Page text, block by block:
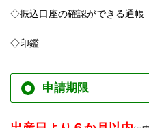
◇振込口座の確認ができる通帳
◇印鑑
申請期限